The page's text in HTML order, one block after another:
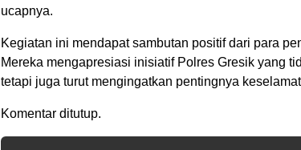
ucapnya.
Kegiatan ini mendapat sambutan positif dari para
Mereka mengapresiasi inisiatif Polres Gresik yang
tetapi juga turut mengingatkan pentingnya
Komentar ditutup.